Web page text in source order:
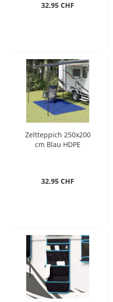
32.95 CHF
Zeltteppich 250x200
cm Blau HDPE
32.95 CHF